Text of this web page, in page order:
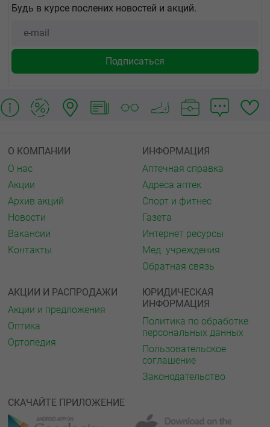
Будь в курсе послених новостей и акций.
О КОМПАНИИ
О нас
Акции
Архив акций
Новости
Вакансии
Контакты
ИНФОРМАЦИЯ
Аптечная справка
Адреса аптек
Спорт и фитнес
Газета
Интернет ресурсы
Мед. учреждения
Обратная связь
АКЦИИ И РАСПРОДАЖИ
Акции и предложения
Оптика
Ортопедия
ЮРИДИЧЕСКАЯ
ИНФОРМАЦИЯ
Политика по обработке
персональных данных
Пользовательское
соглашение
Законодательство
СКАЧАЙТЕ ПРИЛОЖЕНИЕ